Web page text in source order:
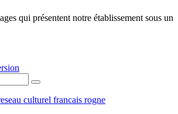
qui présentent notre établissement sous un